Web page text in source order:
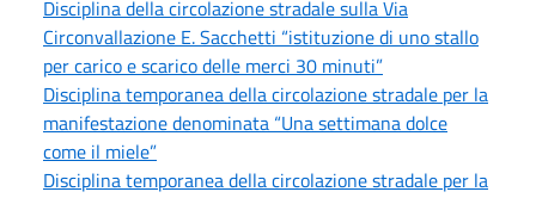
Disciplina della circolazione stradale sulla Via
Circonvallazione E. Sacchetti “istituzione di uno stallo
per carico e scarico delle merci 30 minuti”
Disciplina temporanea della circolazione stradale per la
manifestazione denominata “Una settimana dolce
come il miele”
Disciplina temporanea della circolazione stradale per la